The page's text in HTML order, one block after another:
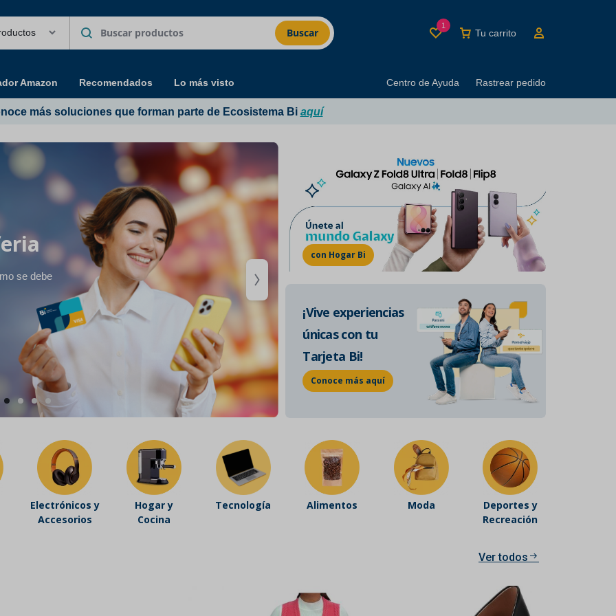
Buscar
1
Tu carrito
Amazon Recomendados Lo más visto Centro de Ayuda Rastrear pedido
más soluciones que forman parte de Ecosistema Bi aquí
Los mejores productos
del buen beber
Marcas con décadas
de historia auténtica.
con Hogar Bi
¡Vive experiencias
únicas con tu
Tarjeta Bi!
Conoce más aquí
Electrónicos y
Accesorios
Hogar y
Cocina
Tecnología Alimentos Moda
Deportes y
Recreación
Ver todos